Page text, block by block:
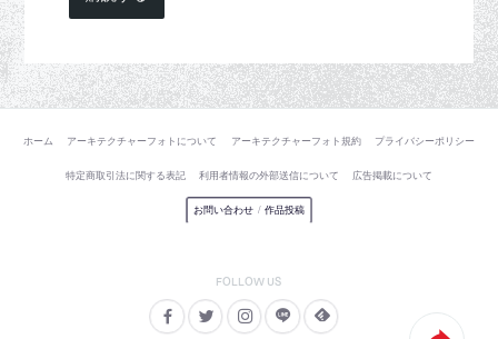
ホーム アーキテクチャーフォトについて アーキテクチャーフォト規約 プライバシーポリシー
特定商取引法に関する表記 利用者情報の外部送信について 広告掲載について
お問い合わせ / 作品投稿